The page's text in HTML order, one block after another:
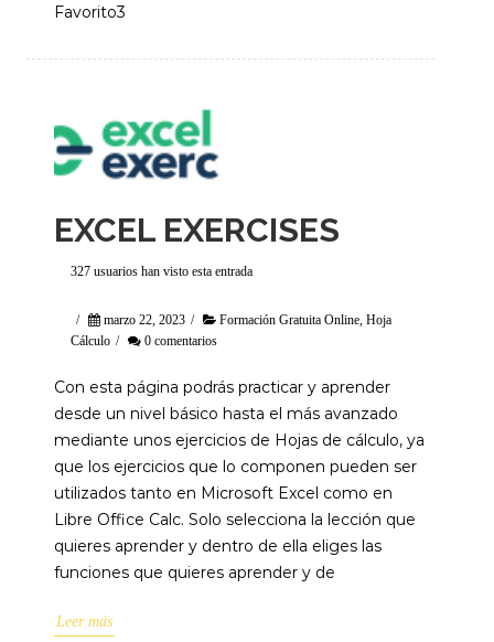
Favorito3
EXCEL EXERCISES
327 usuarios han visto esta entrada
/ marzo 22, 2023 / Formación Gratuita Online Hoja
Cálculo / 0 comentarios
Con esta página podrás practicar y aprender
desde un nivel básico hasta el más avanzado
mediante unos ejercicios de Hojas de cálculo, ya
que los ejercicios que lo componen pueden ser
utilizados tanto en Microsoft Excel como en
Libre Office Calc. Solo selecciona la lección que
quieres aprender y dentro de ella eliges las
funciones que quieres aprender y de
Leer más